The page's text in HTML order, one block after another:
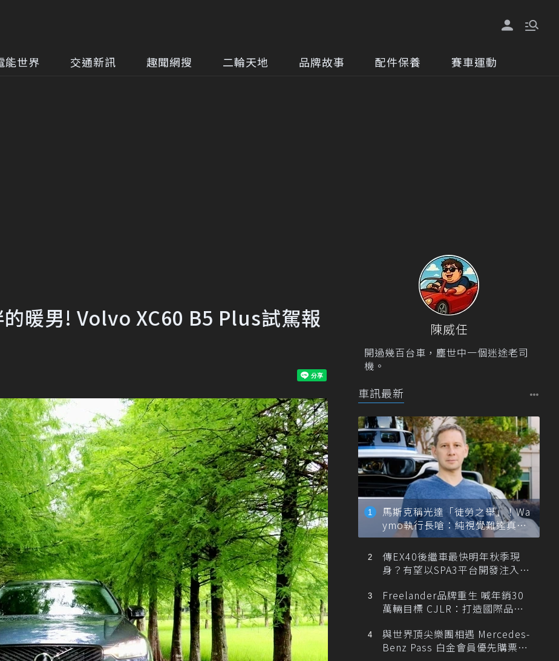
能世界 交通新訊 趣聞網搜 二輪天地 品牌故事 配件保養 賽車運動
暖男! Volvo XC60 B5 Plus試駕報
陳威任
開過幾百台車，塵世中一個迷途老司
機。
車訊最新
馬斯克稱光達「徒勞之舉」！Wa
ymo執行長嗆：純視覺難達真正
自動駕駛
傳EX40後繼車最快明年秋季現
身？有望以SPA3平台開發注入80
Freelander品牌重生 喊年銷30
萬輛目標 CJLR：打造國際品牌
與世界頂尖樂團相遇 Mercedes-
Benz Pass 白金會員優先購票維